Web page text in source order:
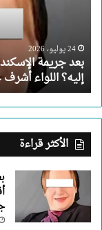
لقتل
أقرب
الناس
إليه؟
اللواء
أشرف
عبد
العزيز
جذور
العنف
الأسري
24 يوليو، 2026
بعد جريمة
إليه؟ اللواء
الأكثر قراءة